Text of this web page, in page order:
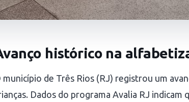
histórico na
município de Três Rios (RJ) registrou um
Dados do programa Avalia RJ indicam